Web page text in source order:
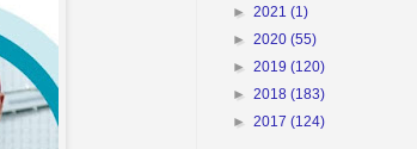
► 2021 (1)
► 2020 (55)
► 2019 (120)
► 2018 (183)
► 2017 (124)